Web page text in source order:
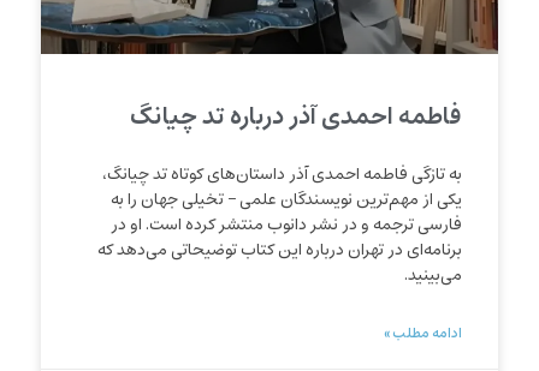
فاطمه احمدی آذر درباره تد چیانگ
به تازگی فاطمه احمدی آذر داستان‌های کوتاه تد چیانگ،
یکی از مهم‌ترین نویسندگان علمی – تخیلی جهان را به
فارسی ترجمه و در نشر دانوب منتشر کرده است. او در
برنامه‌ای در تهران درباره این کتاب توضیحاتی می‌دهد که
می‌بینید.
ادامه مطلب »